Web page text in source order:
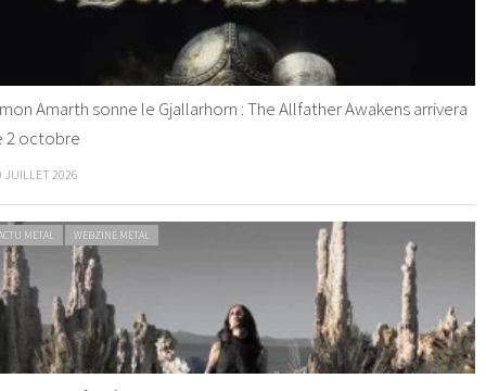
Amarth sonne le Gjallarhorn : The Allfather Awakens arrivera
2 octobre
JUILLET 2026
METAL WEBZINE METAL